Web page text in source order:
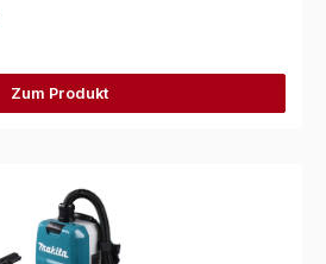
Zum Produkt